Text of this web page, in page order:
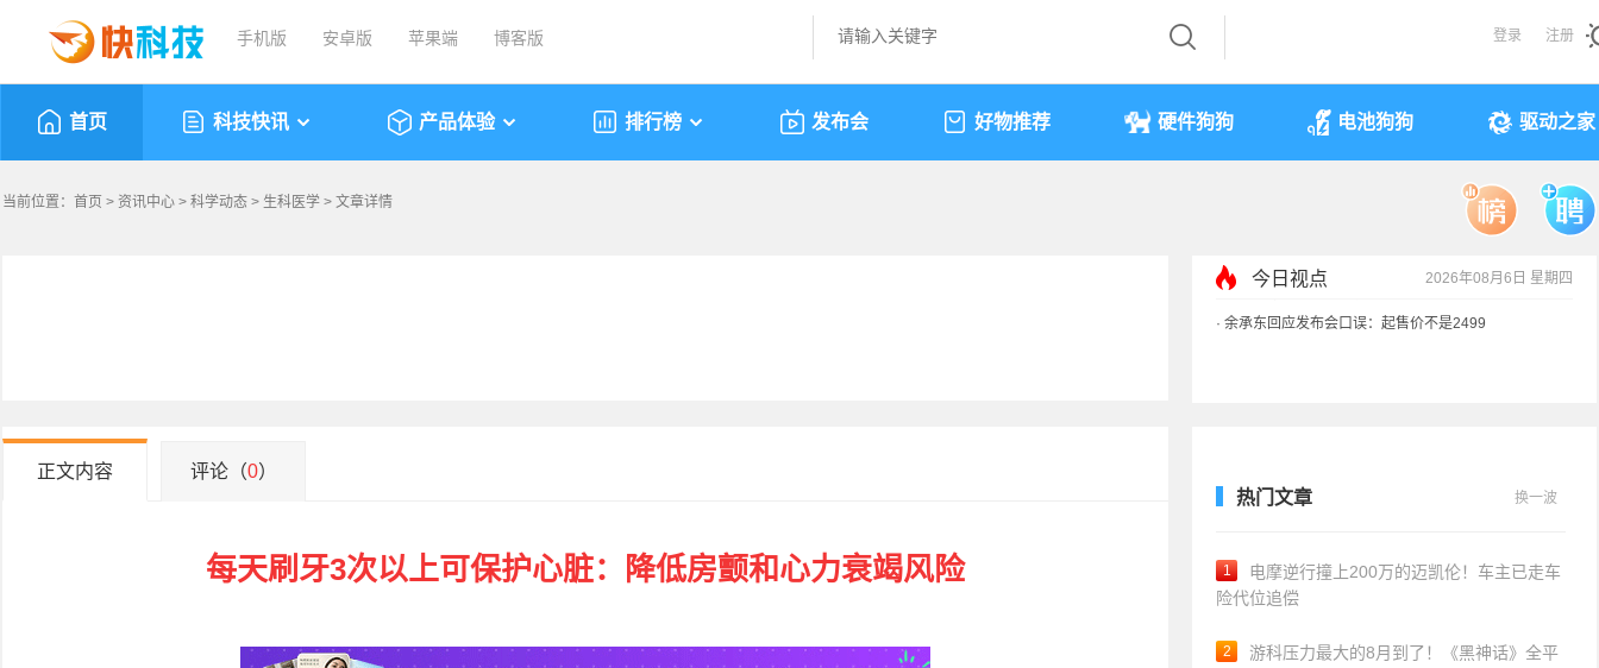
手机版 安卓版 苹果端 博客版 登录 注册
首页 科技快讯 产品体验 排行榜 发布会 好物推荐 硬件狗狗 电池狗狗 驱动之家
当前位置： 首页 > 资讯中心 > 科学动态 > 生科医学 > 文章详情
今日视点 2026年08月6日 星期四
余承东回应发布会口误：起售价不是2499
正文内容 评论（0）
每天刷牙3次以上可保护心脏：降低房颤和心力衰竭风险
热门文章 换一波
1
电摩逆行撞上200万的迈凯伦！车主已走车
险代位追偿
2
游科压力最大的8月到了！《黑神话》全平